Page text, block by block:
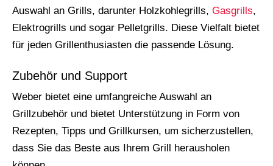
Auswahl an Grills, darunter Holzkohlegrills, Gasgrills,
Elektrogrills und sogar Pelletgrills. Diese Vielfalt bietet
für jeden Grillenthusiasten die passende Lösung.
Zubehör und Support
Weber bietet eine umfangreiche Auswahl an
Grillzubehör und bietet Unterstützung in Form von
Rezepten, Tipps und Grillkursen, um sicherzustellen,
dass Sie das Beste aus Ihrem Grill herausholen